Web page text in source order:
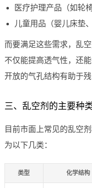
医疗护理产品（如轮
儿童用品（婴儿床垫
而要满足这些需求，乱
不仅能提高透气性，还
开放的气孔结构有助于
三、乱空剂的主要种
目前市面上常见的乱空
为以下几类：
类型 化学结构